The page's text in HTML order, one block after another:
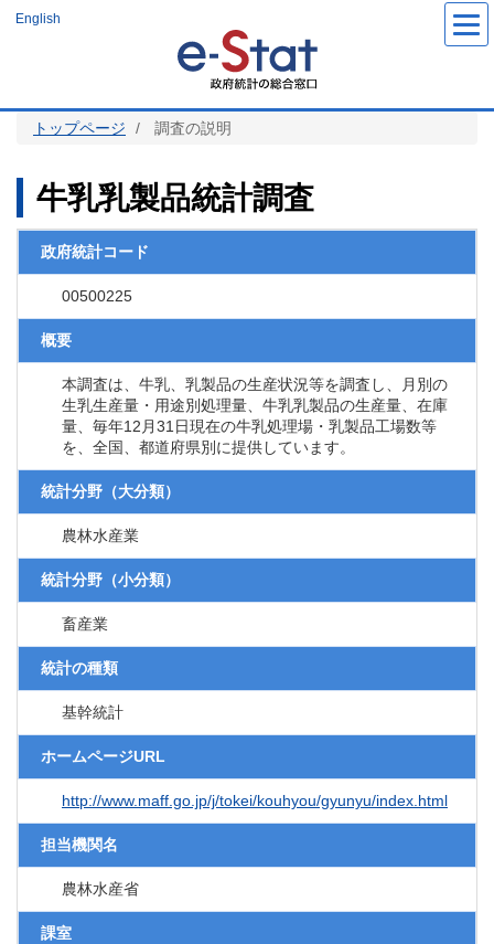
ツ
English
トップページ 調査の説明
牛乳乳製品統計調査
政府統計コード
00500225
概要
本調査は、牛乳、乳製品の生産状況等を調査し、月別の
生乳生産量・用途別処理量、牛乳乳製品の生産量、在庫
量、毎年12月31日現在の牛乳処理場・乳製品工場数等
を、全国、都道府県別に提供しています。
統計分野（大分類）
農林水産業
統計分野（小分類）
畜産業
統計の種類
基幹統計
ホームページURL
http://www.maff.go.jp/j/tokei/kouhyou/gyunyu/index.html
担当機関名
農林水産省
課室